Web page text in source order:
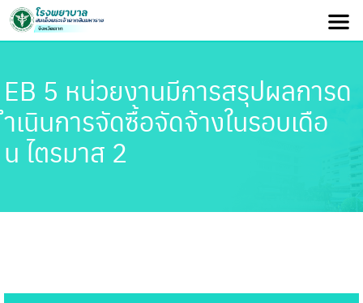
EB 5 หน่วยงานมีการสรุปผลการด
ำเนินการจัดซื้อจัดจ้างในรอบเดือ
น ไตรมาส 2